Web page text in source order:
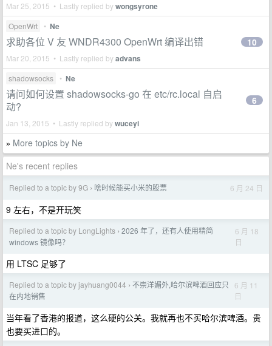
Mar 25, 2015 • Lastly replied bywongsyrone
OpenWrt • Ne
求助各位 V 友 WNDR4300 OpenWrt 编译出错
Mar 20, 2015 • Lastly replied byadvans
10
shadowsocks • Ne
请问如何设置 shadowsocks-go 在 etc/rc.local 自启
动?
Jan 13, 2015 • Lastly replied bywuceyi
6
» More topics by Ne
Ne's recent replies
Replied to a topic by 9G › 啥时候能买小米的股票 6 月 24 日
9 左右，不是开玩笑
Replied to a topic by LongLights › 2026 年了，还有人使用精简
windows 镜像吗？
6 月 18
日
用 LTSC 足够了
Replied to a topic by jayhuang0044 › 不崇洋媚外,哈尔滨啤酒回应只
在内地销售
6 月 11
日
当年看了香港的报道，这么硬的公关。我就再也不买哈尔滨啤酒。贵
也要买进口的。